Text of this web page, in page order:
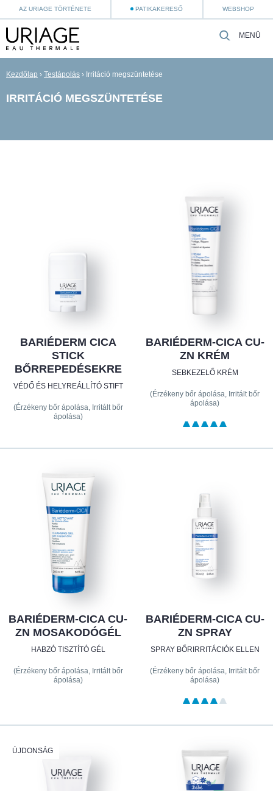
AZ URIAGE TÖRTÉNETE PATIKAKERESŐ WEBSHOP
MENÜ
Kezdőlap › Testápolás › Irritáció megszüntetése
IRRITÁCIÓ MEGSZÜNTETÉSE
BARIÉDERM CICA
STICK
BŐRREPEDÉSEKRE
VÉDŐ ÉS HELYREÁLLÍTÓ STIFT
(Érzékeny bőr ápolása, Irritált bőr
ápolása)
BARIÉDERM-CICA CU-
ZN KRÉM
SEBKEZELŐ KRÉM
(Érzékeny bőr ápolása, Irritált bőr
ápolása)
BARIÉDERM-CICA CU-
ZN MOSAKODÓGÉL
HABZÓ TISZTÍTÓ GÉL
(Érzékeny bőr ápolása, Irritált bőr
ápolása)
BARIÉDERM-CICA CU-
ZN SPRAY
SPRAY BŐRIRRITÁCIÓK ELLEN
(Érzékeny bőr ápolása, Irritált bőr
ápolása)
ÚJDONSÁG